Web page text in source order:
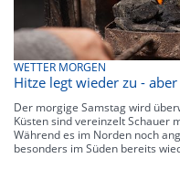
WETTER MORGEN
Hitze legt wieder zu -
Der morgige Samstag wird
Küsten sind vereinzelt Schauer
Während es im Norden noch
besonders im Süden bereits